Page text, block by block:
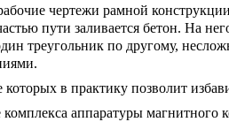
чертежи рамной
пути заливается бетон. На
треугольник по другому,
в практику позволит
аппаратуры магнитного